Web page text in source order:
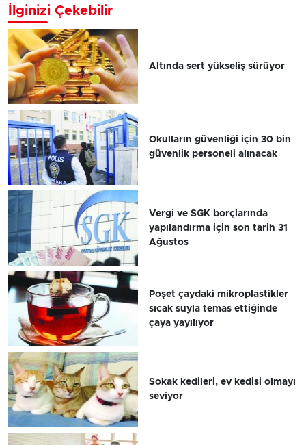
İlginizi Çekebilir
Altında sert yükseliş sürüyor
Okulların güvenliği için 30 bin
güvenlik personeli alınacak
Vergi ve SGK borçlarında
yapılandırma için son tarih 31
Ağustos
Poşet çaydaki mikroplastikler
sıcak suyla temas ettiğinde
çaya yayılıyor
Sokak kedileri, ev kedisi olmayı
seviyor